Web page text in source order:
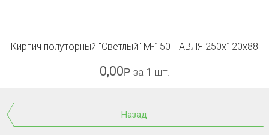
Кирпич полуторный "Светлый" М-150 НАВЛЯ 250x120x88
0,00Р за 1 шт.
Назад